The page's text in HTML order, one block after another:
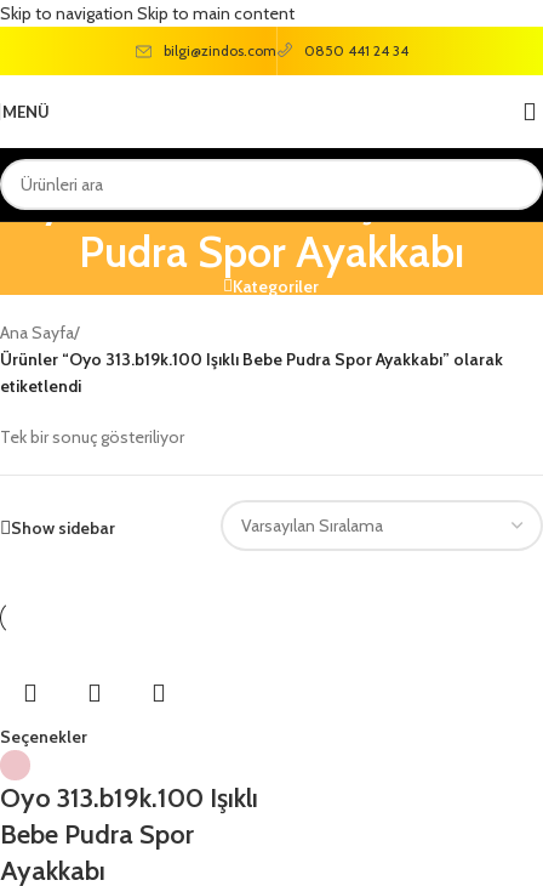
Skip to navigation Skip to main content
bilgi@zindos.com 0850 441 24 34
MENÜ
Oyo 313.b19k.100 Işıklı Bebe
Pudra Spor Ayakkabı
Kategoriler
Ana Sayfa/
Ürünler “Oyo 313.b19k.100 Işıklı Bebe Pudra Spor Ayakkabı” olarak
etiketlendi
Tek bir sonuç gösteriliyor
Show sidebar
Seçenekler
Oyo 313.b19k.100 Işıklı
Bebe Pudra Spor
Ayakkabı